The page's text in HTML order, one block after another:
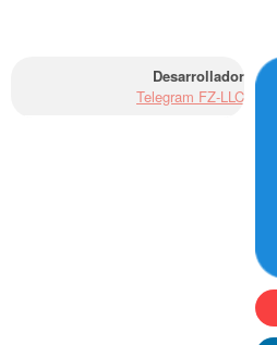
Desarrollador
Telegram FZ-LLC